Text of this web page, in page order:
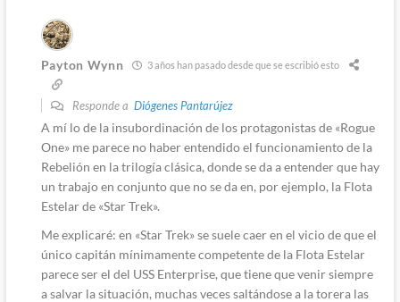
Payton Wynn 3 años han pasado desde que se escribió esto
Responde a Diógenes Pantarújez
A mí lo de la insubordinación de los protagonistas de «Rogue
One» me parece no haber entendido el funcionamiento de la
Rebelión en la trilogía clásica, donde se da a entender que hay
un trabajo en conjunto que no se da en, por ejemplo, la Flota
Estelar de «Star Trek».
Me explicaré: en «Star Trek» se suele caer en el vicio de que el
único capitán mínimamente competente de la Flota Estelar
parece ser el del USS Enterprise, que tiene que venir siempre
a salvar la situación, muchas veces saltándose a la torera las